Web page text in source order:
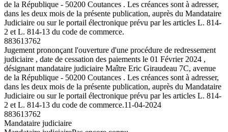
de la République - 50200 Coutances . Les créances sont à adresser,
dans les deux mois de la présente publication, auprès du Mandataire
Judiciaire ou sur le portail électronique prévu par les articles L. 814-
2 et L. 814-13 du code de commerce.
883613762
Jugement prononçant l'ouverture d'une procédure de redressement
judiciaire , date de cessation des paiements le 01 Février 2024 ,
désignant mandataire judiciaire Maître Eric Giraudeau 7C, avenue
de la République - 50200 Coutances . Les créances sont à adresser,
dans les deux mois de la présente publication, auprès du Mandataire
Judiciaire ou sur le portail électronique prévu par les articles L. 814-
2 et L. 814-13 du code de commerce.11-04-2024
883613762
Mandataire judiciaire